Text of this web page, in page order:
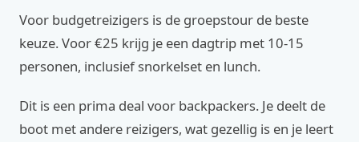
Voor budgetreizigers is de groepstour de beste
keuze. Voor €25 krijg je een dagtrip met 10-15
personen, inclusief snorkelset en lunch.
Dit is een prima deal voor backpackers. Je deelt de
boot met andere reizigers, wat gezellig is en je leert